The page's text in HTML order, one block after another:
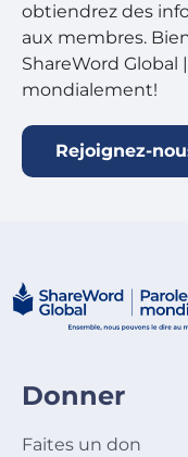
obtiendrez des
aux membres.
ShareWord Global
mondialement!
Rejoignez-
Donner
Faites un don